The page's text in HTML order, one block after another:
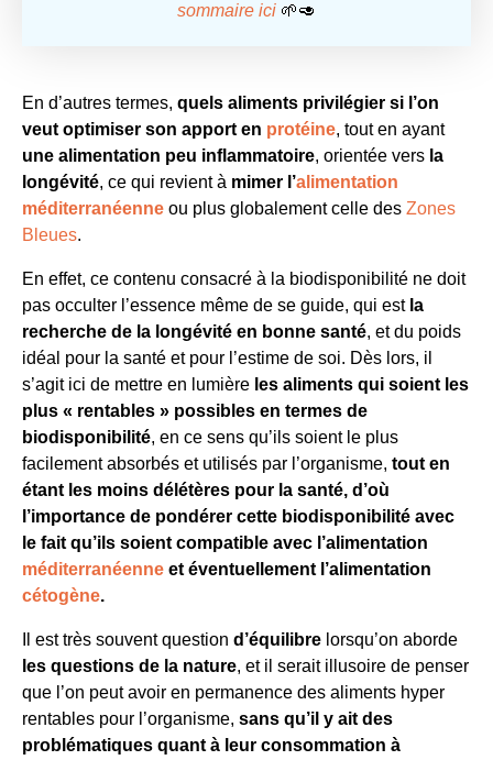
sommaire ici 🌱🥑
En d’autres termes, quels aliments privilégier si l’on
veut optimiser son apport en protéine, tout en ayant
une alimentation peu inflammatoire, orientée vers la
longévité, ce qui revient à mimer l’alimentation
méditerranéenne ou plus globalement celle des Zones
Bleues.
En effet, ce contenu consacré à la biodisponibilité ne doit
pas occulter l’essence même de se guide, qui est la
recherche de la longévité en bonne santé, et du poids
idéal pour la santé et pour l’estime de soi. Dès lors, il
s’agit ici de mettre en lumière les aliments qui soient les
plus « rentables » possibles en termes de
biodisponibilité, en ce sens qu’ils soient le plus
facilement absorbés et utilisés par l’organisme, tout en
étant les moins délétères pour la santé, d’où
l’importance de pondérer cette biodisponibilité avec
le fait qu’ils soient compatible avec l’alimentation
méditerranéenne et éventuellement l’alimentation
cétogène.
Il est très souvent question d’équilibre lorsqu’on aborde
les questions de la nature, et il serait illusoire de penser
que l’on peut avoir en permanence des aliments hyper
rentables pour l’organisme, sans qu’il y ait des
problématiques quant à leur consommation à